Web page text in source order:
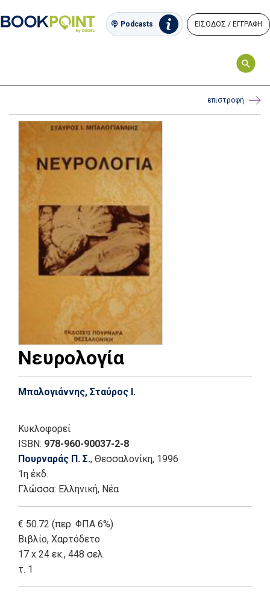
Podcasts ΕΙΣΟΔΟΣ / ΕΓΓΡΑΦΗ
επιστροφή
Νευρολογία
Μπαλογιάννης, Σταύρος Ι.
Κυκλοφορεί
ISBN: 978-960-90037-2-8
Πουρναράς Π. Σ., Θεσσαλονίκη, 1996
1η έκδ.
Γλώσσα: Ελληνική, Νέα
€ 50.72 (περ. ΦΠΑ 6%)
Βιβλίο, Χαρτόδετο
17 x 24 εκ., 448 σελ.
τ. 1